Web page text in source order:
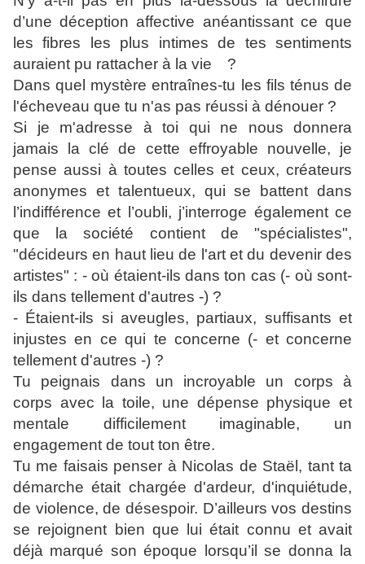
d’une déception affective anéantissant ce que
les fibres les plus intimes de tes sentiments
auraient pu rattacher à la vie ?
Dans quel mystère entraînes-tu les fils ténus de
l'écheveau que tu n'as pas réussi à dénouer ?
Si je m'adresse à toi qui ne nous donnera
jamais la clé de cette effroyable nouvelle, je
pense aussi à toutes celles et ceux, créateurs
anonymes et talentueux, qui se battent dans
l’indifférence et l’oubli, j’interroge également ce
que la société contient de "spécialistes",
"décideurs en haut lieu de l'art et du devenir des
artistes" : - où étaient-ils dans ton cas (- où sont-
ils dans tellement d'autres -) ?
- Étaient-ils si aveugles, partiaux, suffisants et
injustes en ce qui te concerne (- et concerne
tellement d'autres -) ?
Tu peignais dans un incroyable un corps à
corps avec la toile, une dépense physique et
mentale difficilement imaginable, un
engagement de tout ton être.
Tu me faisais penser à Nicolas de Staël, tant ta
démarche était chargée d'ardeur, d'inquiétude,
de violence, de désespoir. D’ailleurs vos destins
se rejoignent bien que lui était connu et avait
déjà marqué son époque lorsqu’il se donna la